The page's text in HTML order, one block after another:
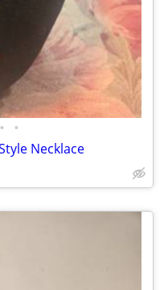
• •
Necklace